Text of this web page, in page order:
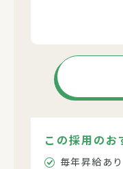
この採用のお
毎年昇給あり